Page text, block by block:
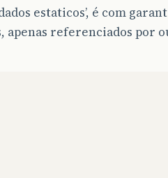
estaticos’, é com
apenas referenciados por